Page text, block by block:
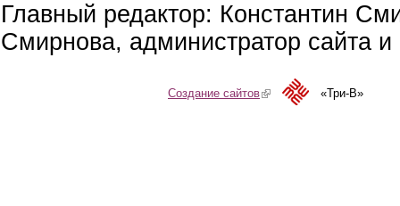
Главный редактор: Константин
Смирнова, администратор сайта
Создание сайтов(link is external)«Три-В»